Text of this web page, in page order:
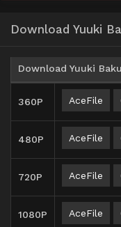
Download Yuuki
360P AceFile
480P AceFile
720P AceFile
1080P AceFile